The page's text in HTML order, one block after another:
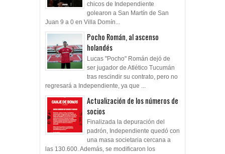
chicos de Independiente
golearon a San Martín de San
Juan 9 a 0 en Villa Domín...
Pocho Román, al ascenso
holandés
Lucas "Pocho" Román dejó de
ser jugador de Atlético Tucumán
tras rescindir su contrato, pero no
regresará a Independiente, ya que ...
Actualización de los números de
socios
Finalizada la depuración del
padrón, Independiente quedó con
una masa societaria cercana a
las 130.600. Además, se modificaron los